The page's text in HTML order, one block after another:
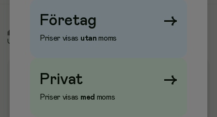
Underlägg
Företag →
Priser visas utan moms
Privat →
Priser visas med moms